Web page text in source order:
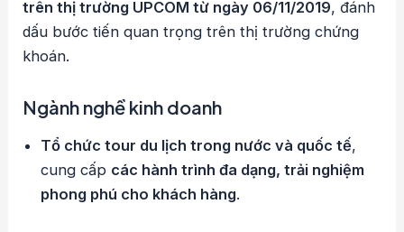
trên thị trường UPCOM từ ngày 06/11/2019, đánh
dấu bước tiến quan trọng trên thị trường chứng
khoán.
Ngành nghề kinh doanh
Tổ chức tour du lịch trong nước và quốc tế,
cung cấp các hành trình đa dạng, trải nghiệm
phong phú cho khách hàng.